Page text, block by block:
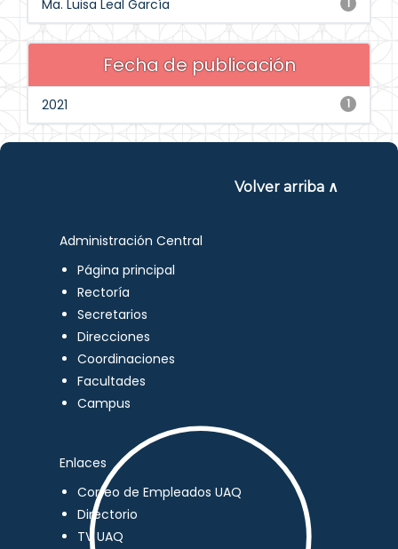
1
Ma. Luisa Leal García
Fecha de publicación
1
2021
Volver arriba ∧
Administración Central
Página principal
Rectoría
Secretarios
Direcciones
Coordinaciones
Facultades
Campus
Enlaces
Correo de Empleados UAQ
Directorio
TV UAQ